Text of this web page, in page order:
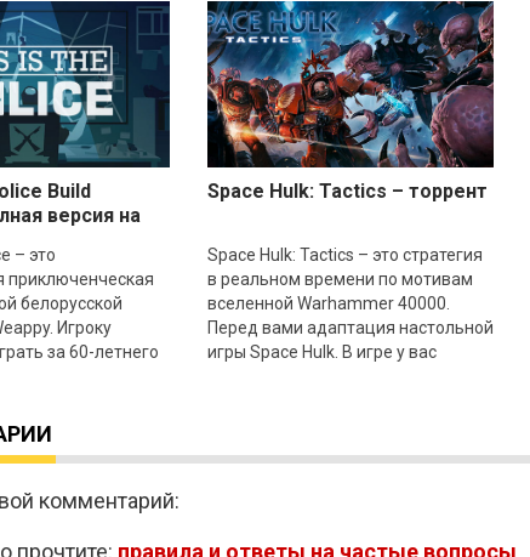
Build
версия на
– это
приключенческая
белорусской
Игроку
за 60-летнего
Space Hulk: Tactics – торрент
Space Hulk: Tactics – это стратегия
в реальном времени по мотивам
вселенной Warhammer 40000.
Перед вами адаптация настольной
игры Space Hulk. В игре у вас
комментарий: